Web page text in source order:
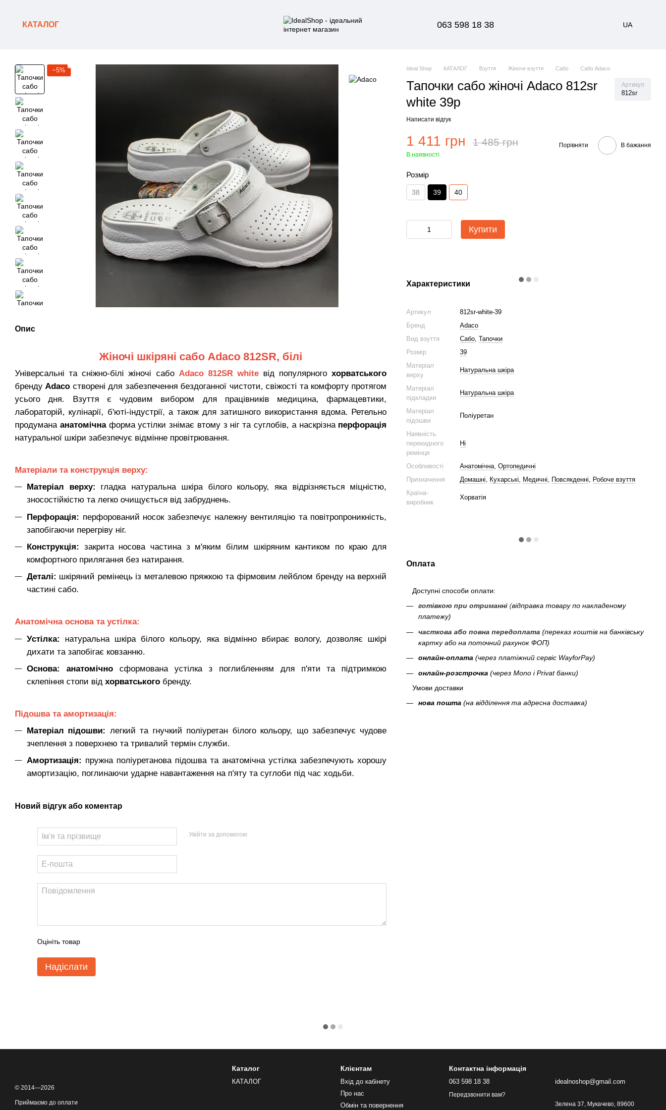
КАТАЛОГ 063 598 18 38 UA
−5%
Опис
Жіночі шкіряні сабо Adaco 812SR, білі
Універсальні та сніжно-білі жіночі сабо Adaco 812SR white від популярногохорватського
брендуAdaco створені для забезпечення бездоганної чистоти, свіжості та комфорту протягом
усього дня. Взуття є чудовим вибором для працівників медицина, фармацевтики,
лабораторій, кулінарії, б'юті-індустрії, а також для затишного використання вдома. Ретельно
продумана анатомічнаформа устілки знімає втому з ніг та суглобів, а наскрізна перфорація
натуральної шкіри забезпечує відмінне провітрювання.
Матеріали та конструкція верху:
Матеріал верху: гладка натуральна шкіра білого кольору, яка відрізняється міцністю,
зносостійкістю та легко очищується від забруднень.
Перфорація: перфорований носок забезпечує належну вентиляцію та повітропроникність,
запобігаючи перегріву ніг.
Конструкція:
закрита носова частина з м'яким білим шкіряним кантиком по краю для
комфортного прилягання без натирання.
Деталі: шкіряний ремінець із металевою пряжкою та фірмовим лейблом бренду на верхній
частині сабо.
Анатомічна основа та устілка:
Устілка:
натуральна шкіра білого кольору, яка відмінно вбирає вологу, дозволяє шкірі
дихати та запобігає ковзанню.
Основа:
анатомічносформована устілка з поглибленням для п'яти та підтримкою
склепіння стопи від хорватського бренду.
Підошва та амортизація:
Матеріал підошви: легкий та гнучкий поліуретан білого кольору, що забезпечує чудове
зчеплення з поверхнею та тривалий термін служби.
Амортизація: пружна поліуретанова підошва та анатомічна устілка забезпечують хорошу
амортизацію, поглинаючи ударне навантаження на п'яту та суглоби під час ходьби.
Новий відгук або коментар
Увійти за допомогою
Оцініть товар
Надіслати
Ideal Shop КАТАЛОГ Взуття Жіноче взуття Сабо Сабо Adaco
Тапочки сабо жіночі Adaco 812sr
white 39р
Артикул
812sr
Написати відгук
1 411 грн 1 485 грн
В наявності
Порівняти В бажання
Розмір
38 39 40
Купити
Характеристики
Артикул
812sr-white-39
Бренд
Adaco
Вид взуття
Сабо,Тапочки
Розмір
39
Матеріал
верху
Натуральна шкіра
Матеріал
підкладки
Натуральна шкіра
Матеріал
підошви
Поліуретан
Наявність
перекидного
ремінця
Ні
Особливості Анатомічна,Ортопедичні
Призначення
Домашні, Кухарські, Медичні, Повсякденні, Робоче взуття
Країна-
виробник
Хорватія
Оплата
Доступні способи оплати:
готівкою при отриманні (відправка товару по накладеному
платежу)
часткова або повна передоплата (переказ коштів на банківську
картку або на поточний рахунок ФОП)
онлайн-оплата (через платіжний сервіс WayforPay)
онлайн-розстрочка (через Mono і Privat банки)
Умови доставки
нова пошта (на відділення та адресна доставка)
© 2014—2026
Приймаємо до оплати
Каталог
КАТАЛОГ
Клієнтам
Вхід до кабінету
Про нас
Обмін та повернення
Контактна інформація
063 598 18 38
Передзвонити вам?
idealnoshop@gmail.com
Зелена 37, Мукачево, 89600